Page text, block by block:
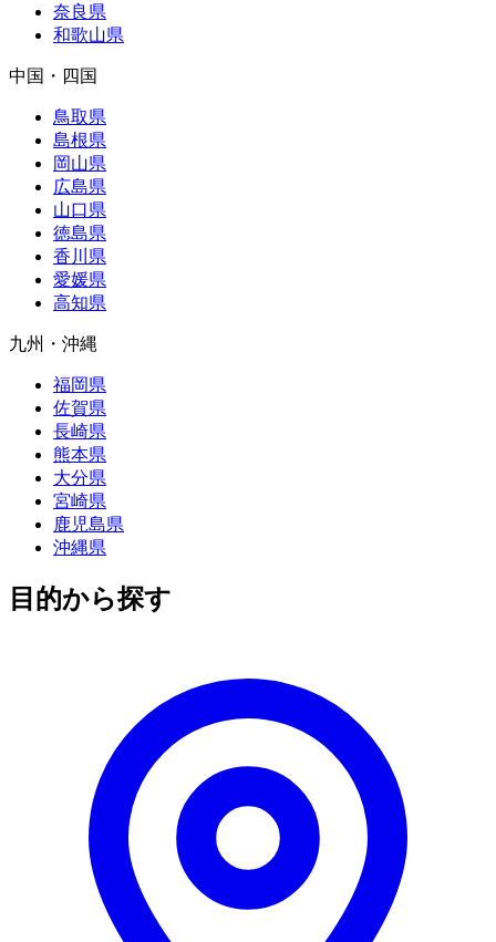
奈良県
和歌山県
中国・四国
鳥取県
島根県
岡山県
広島県
山口県
徳島県
香川県
愛媛県
高知県
九州・沖縄
福岡県
佐賀県
長崎県
熊本県
大分県
宮崎県
鹿児島県
沖縄県
目的から探す